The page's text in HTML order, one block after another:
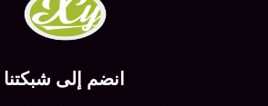
انضم إلى شبكتنا